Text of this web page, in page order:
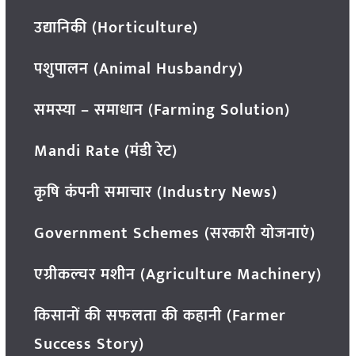
उद्यानिकी (Horticulture)
पशुपालन (Animal Husbandry)
समस्या – समाधान (Farming Solution)
Mandi Rate (मंडी रेट)
कृषि कंपनी समाचार (Industry News)
Government Schemes (सरकारी योजनाएं)
एग्रीकल्चर मशीन (Agriculture Machinery)
किसानों की सफलता की कहानी (Farmer
Success Story)